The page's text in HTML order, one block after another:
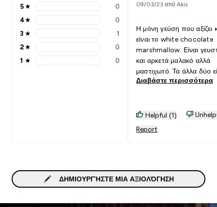
5 stars rating 0 reviews
5★ 0
4 stars rating 0 reviews
4★ 0
3 stars rating 1 reviews
3 ★ 1
2 stars rating 0 reviews
2★ 0
1 stars rating 0 reviews
1 ★ 0
09/03/23 από Akis
Η μόνη γεύση που αξίζει
είναι το white chocolate
marshmallow. Είναι
και αρκετά μαλακό αλλά
μαστιχωτό. Τα άλλα δύο
αρκετά αδιάφορα. Μείον
Οπότε πρέπει να φας
τα έπαιρνα ξανά.
Διαβάστε περισσότερα
Helpful (1)
Report
ΔΗΜΙΟΥΡΓΉΣΤΕ ΜΙΑ ΑΞΙΟΛΌΓΗΣΗ